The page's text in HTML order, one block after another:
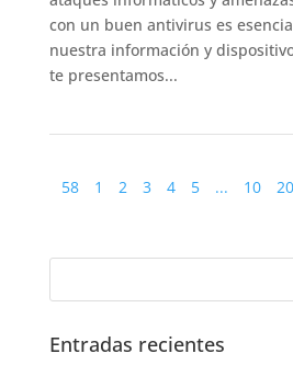
con un buen antivirus es
nuestra información y
te presentamos...
58
1 2 3 4 5 ... 10 20
Entradas recientes